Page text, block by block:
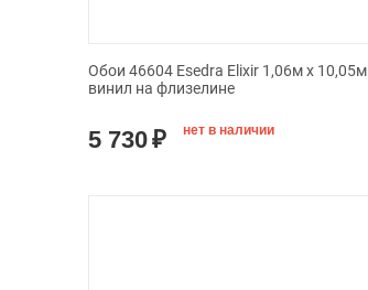
Обои 46604 Esedra Elixir 1,06м х 10,05м
винил на флизелине
5 730₽ нет в наличии